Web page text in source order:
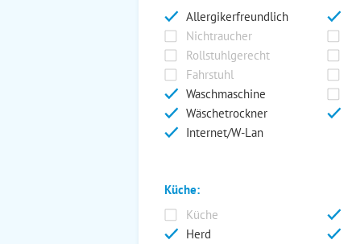
Allergikerfreundlich
Nichtraucher
Rollstuhlgerecht
Fahrstuhl
Waschmaschine
Wäschetrockner
Internet/W-Lan
Küche:
Küche
Herd